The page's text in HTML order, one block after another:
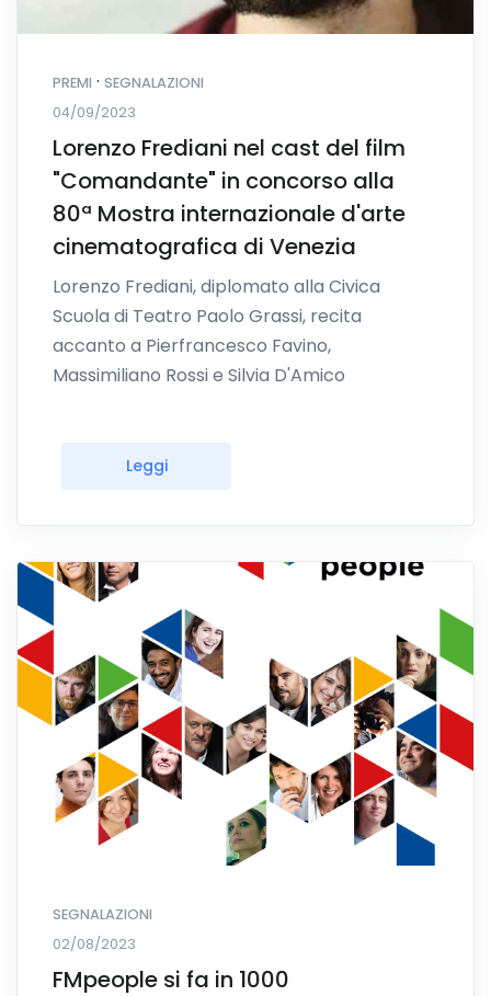
PREMI · SEGNALAZIONI
04/09/2023
Lorenzo Frediani nel cast del film
"Comandante" in concorso alla
80ª Mostra internazionale d'arte
cinematografica di Venezia
Lorenzo Frediani, diplomato alla Civica
Scuola di Teatro Paolo Grassi, recita
accanto a Pierfrancesco Favino,
Massimiliano Rossi e Silvia D'Amico
Leggi
SEGNALAZIONI
02/08/2023
FMpeople si fa in 1000